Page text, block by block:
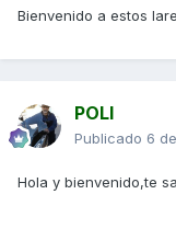
Bienvenido a estos
POLI
Publicado 6
Hola y bienvenido,te